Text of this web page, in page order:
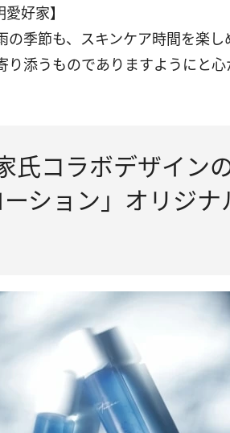
好家】
季節も、スキンケア時間を楽
添うものでありますようにと心
氏コラボデザイン
ション」オリジナ